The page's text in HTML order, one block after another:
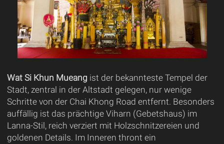
Wat Si Khun Mueang ist der bekannteste Tempel der
Stadt, zentral in der Altstadt gelegen, nur wenige
Schritte von der Chai Khong Road entfernt. Besonders
auffällig ist das prächtige Viharn (Gebetshaus) im
Lanna-Stil, reich verziert mit Holzschnitzereien und
goldenen Details. Im Inneren thront ein